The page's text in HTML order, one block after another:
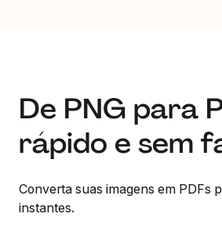
De PNG para
rápido e sem
Converta suas imagens em PDFs
instantes.